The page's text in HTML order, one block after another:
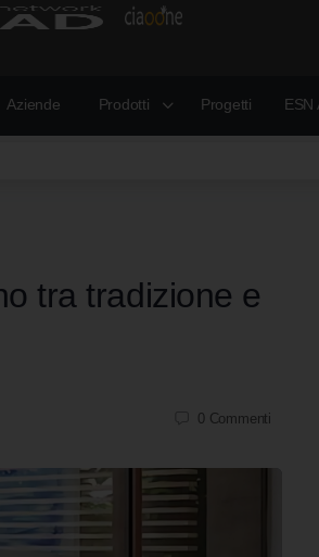
Aziende Prodotti Progetti ESN
tra tradizione e
0 Commenti